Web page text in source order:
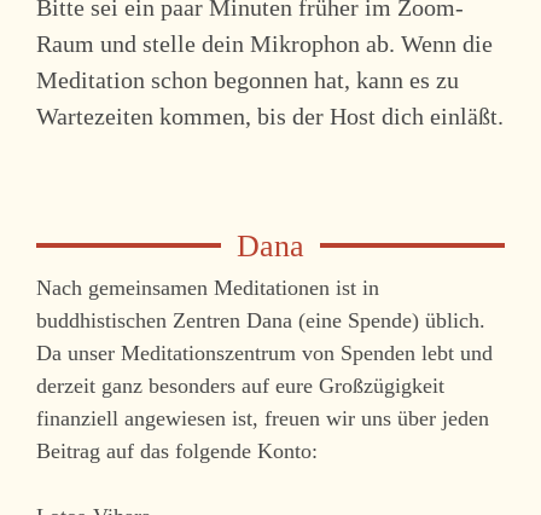
Bitte sei ein paar Minuten früher im Zoom-
Raum und stelle dein Mikrophon ab. Wenn die
Meditation schon begonnen hat, kann es zu
Wartezeiten kommen, bis der Host dich einläßt.
Nach gemeinsamen Meditationen ist in
buddhistischen Zentren Dana (eine Spende) üblich.
Da unser Meditationszentrum von Spenden lebt und
derzeit ganz besonders auf eure Großzügigkeit
finanziell angewiesen ist, freuen wir uns über jeden
Beitrag auf das folgende Konto: